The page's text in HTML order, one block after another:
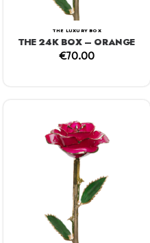
THE LUXURY BOX
THE 24K BOX – ORANGE
€70.00